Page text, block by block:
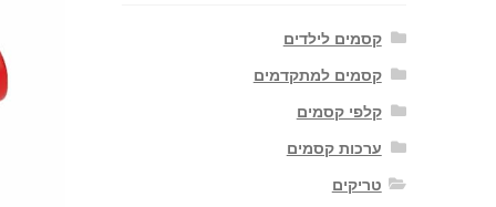
קסמים לילדים
קסמים למתקדמים
קלפי קסמים
ערכות קסמים
טריקים